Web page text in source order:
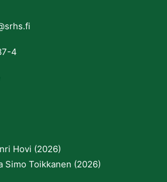
4
Hovi (2026)
Simo Toikkanen (2026)